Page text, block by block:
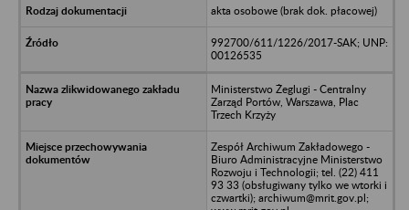
akta osobowe (brak dok. płacowej)
992700/611/1226/2017-SAK; UNP:
00126535
Ministerstwo Żeglugi - Centralny
Zarząd Portów, Warszawa, Plac
Trzech Krzyży
Zespół Archiwum Zakładowego -
Biuro Administracyjne Ministerstwo
Rozwoju i Technologii; tel. (22) 411
93 33 (obsługiwany tylko we wtorki i
czwartki); archiwum@mrit.gov.pl;